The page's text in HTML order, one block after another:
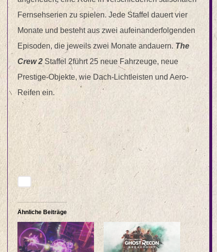
Fernsehserien zu spielen. Jede Staffel dauert vier
Monate und besteht aus zwei aufeinanderfolgenden
Episoden, die jeweils zwei Monate andauern. The
Crew 2 Staffel 2führt 25 neue Fahrzeuge, neue
Prestige-Objekte, wie Dach-Lichtleisten und Aero-
Reifen ein.
Ähnliche Beiträge